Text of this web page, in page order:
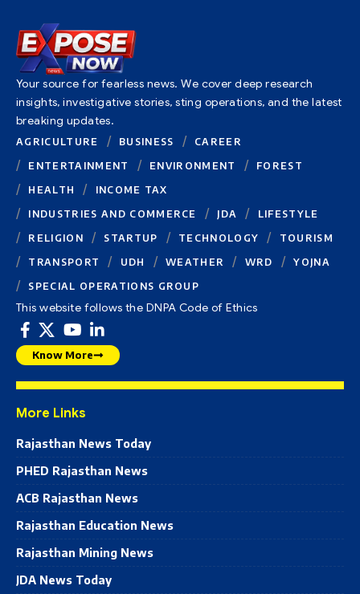
Your source for fearless news. We cover deep research
insights, investigative stories, sting operations, and the latest
breaking updates.
AGRICULTURE BUSINESS
CAREER
ENTERTAINMENT
ENVIRONMENT
FOREST
HEALTH
INCOME TAX
INDUSTRIES AND COMMERCE
JDA
LIFESTYLE
RELIGION
STARTUP TECHNOLOGY
TOURISM
TRANSPORT
UDH WEATHER WRD
YOJNA
SPECIAL OPERATIONS GROUP
This website follows the DNPA Code of Ethics
Know More
More Links
Rajasthan News Today
PHED Rajasthan News
ACB Rajasthan News
Rajasthan Education News
Rajasthan Mining News
JDA News Today